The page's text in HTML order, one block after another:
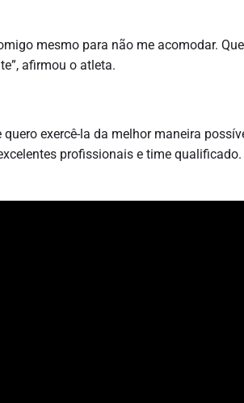
mesmo para não me acomodar.
afirmou o atleta.
exercê-la da melhor maneira
profissionais e time